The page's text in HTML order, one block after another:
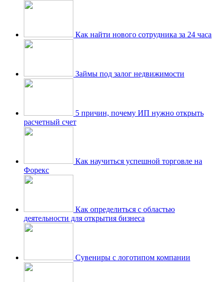
Как найти нового сотрудника за 24 часа
Займы под залог недвижимости
5 причин, почему ИП нужно открыть
расчетный счет
Как научиться успешной торговле на
Форекс
Как определиться с областью
деятельности для открытия бизнеса
Сувениры с логотипом компании